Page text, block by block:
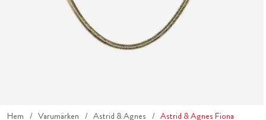
Hem Varumärken Astrid & Agnes Astrid & Agnes Fiona